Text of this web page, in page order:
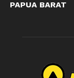
PAPUA BARAT